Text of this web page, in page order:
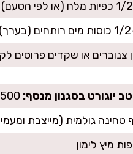
צנוברים או שקדים פרוסים
יוגורט בסגנון מנסף: